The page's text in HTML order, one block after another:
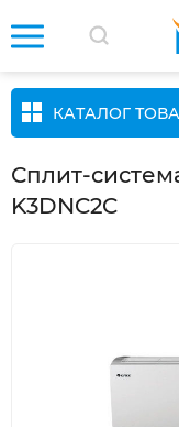
КАТАЛОГ
Сплит-
K3DNC2C